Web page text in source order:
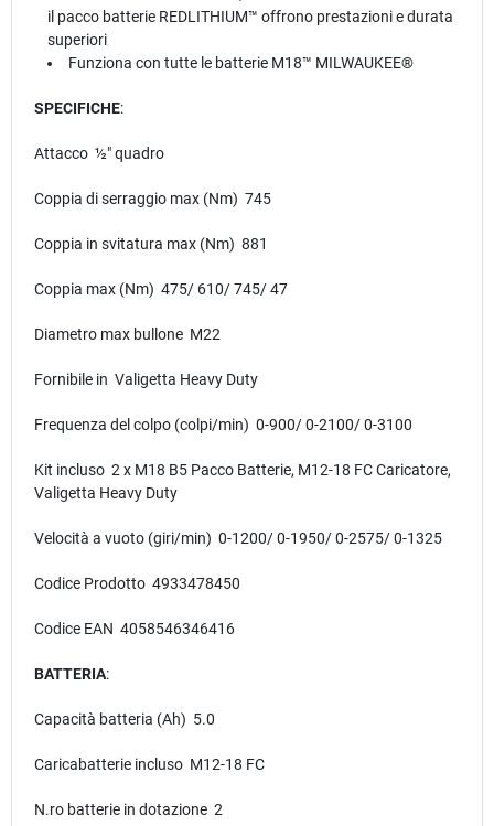
il pacco batterie REDLITHIUM™ offrono prestazioni e durata
superiori
Funziona con tutte le batterie M18™ MILWAUKEE®
SPECIFICHE:
Attacco ½″ quadro
Coppia di serraggio max (Nm) 745
Coppia in svitatura max (Nm) 881
Coppia max (Nm) 475/ 610/ 745/ 47
Diametro max bullone M22
Fornibile in Valigetta Heavy Duty
Frequenza del colpo (colpi/min) 0-900/ 0-2100/ 0-3100
Kit incluso 2 x M18 B5 Pacco Batterie, M12-18 FC Caricatore,
Valigetta Heavy Duty
Velocità a vuoto (giri/min) 0-1200/ 0-1950/ 0-2575/ 0-1325
Codice Prodotto 4933478450
Codice EAN 4058546346416
BATTERIA:
Capacità batteria (Ah) 5.0
Caricabatterie incluso M12-18 FC
N.ro batterie in dotazione 2